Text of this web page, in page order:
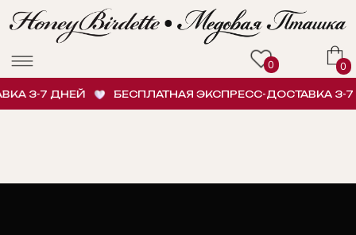
3-7 ДНЕЙ БЕСПЛАТНАЯ ЭКСПРЕСС-ДОСТАВКА 3-7